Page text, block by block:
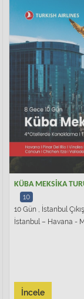
KÜBA MEKSİKA
10
10 Gün , İstanbul
İstanbul – Havana -
İncele